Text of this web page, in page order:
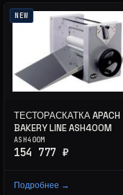
NEW
ТЕСТОРАСКАТКА APACH
BAKERY LINE ASH400M
ASH400M
154 777 ₽
Подробнее →